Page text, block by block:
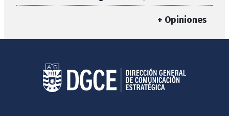
+ Opiniones